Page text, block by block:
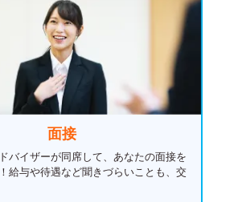
面接
バイザーが同席して、あなたの面接を
給与や待遇など聞きづらいことも、交